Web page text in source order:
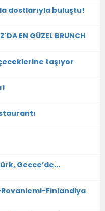
dostlarıyla buluştu!
EN GÜZEL BRUNCH
taşıyor
Gecce’de...
Rovaniemi-Finlandiya